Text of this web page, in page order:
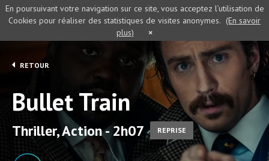
RETOUR
Bullet Train
Thriller, Action - 2h07 REPRISE
En poursuivant votre navigation sur ce site, vous acceptez l’utilisation de
Cookies pour réaliser des statistiques de visites anonymes. (En savoir
plus)
×